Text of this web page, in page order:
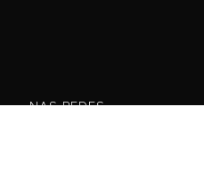
• NAS REDES •